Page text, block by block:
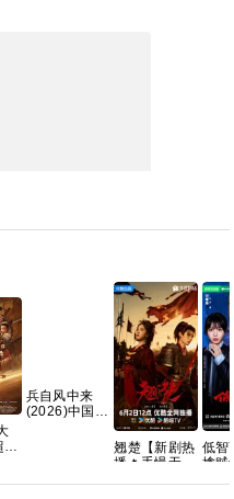
清
兵自风中来
(2026)中国大
翘楚【新剧热
播🔥手慢无】
低智
擒贼